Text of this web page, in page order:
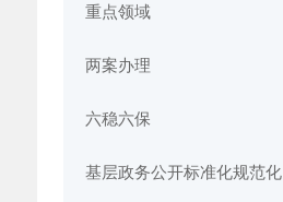
重点领域
两案办理
六稳六保
基层政务公开标准化规范化